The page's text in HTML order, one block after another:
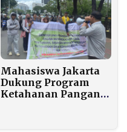
Mahasiswa Jakarta
Dukung Program
Ketahanan Pangan